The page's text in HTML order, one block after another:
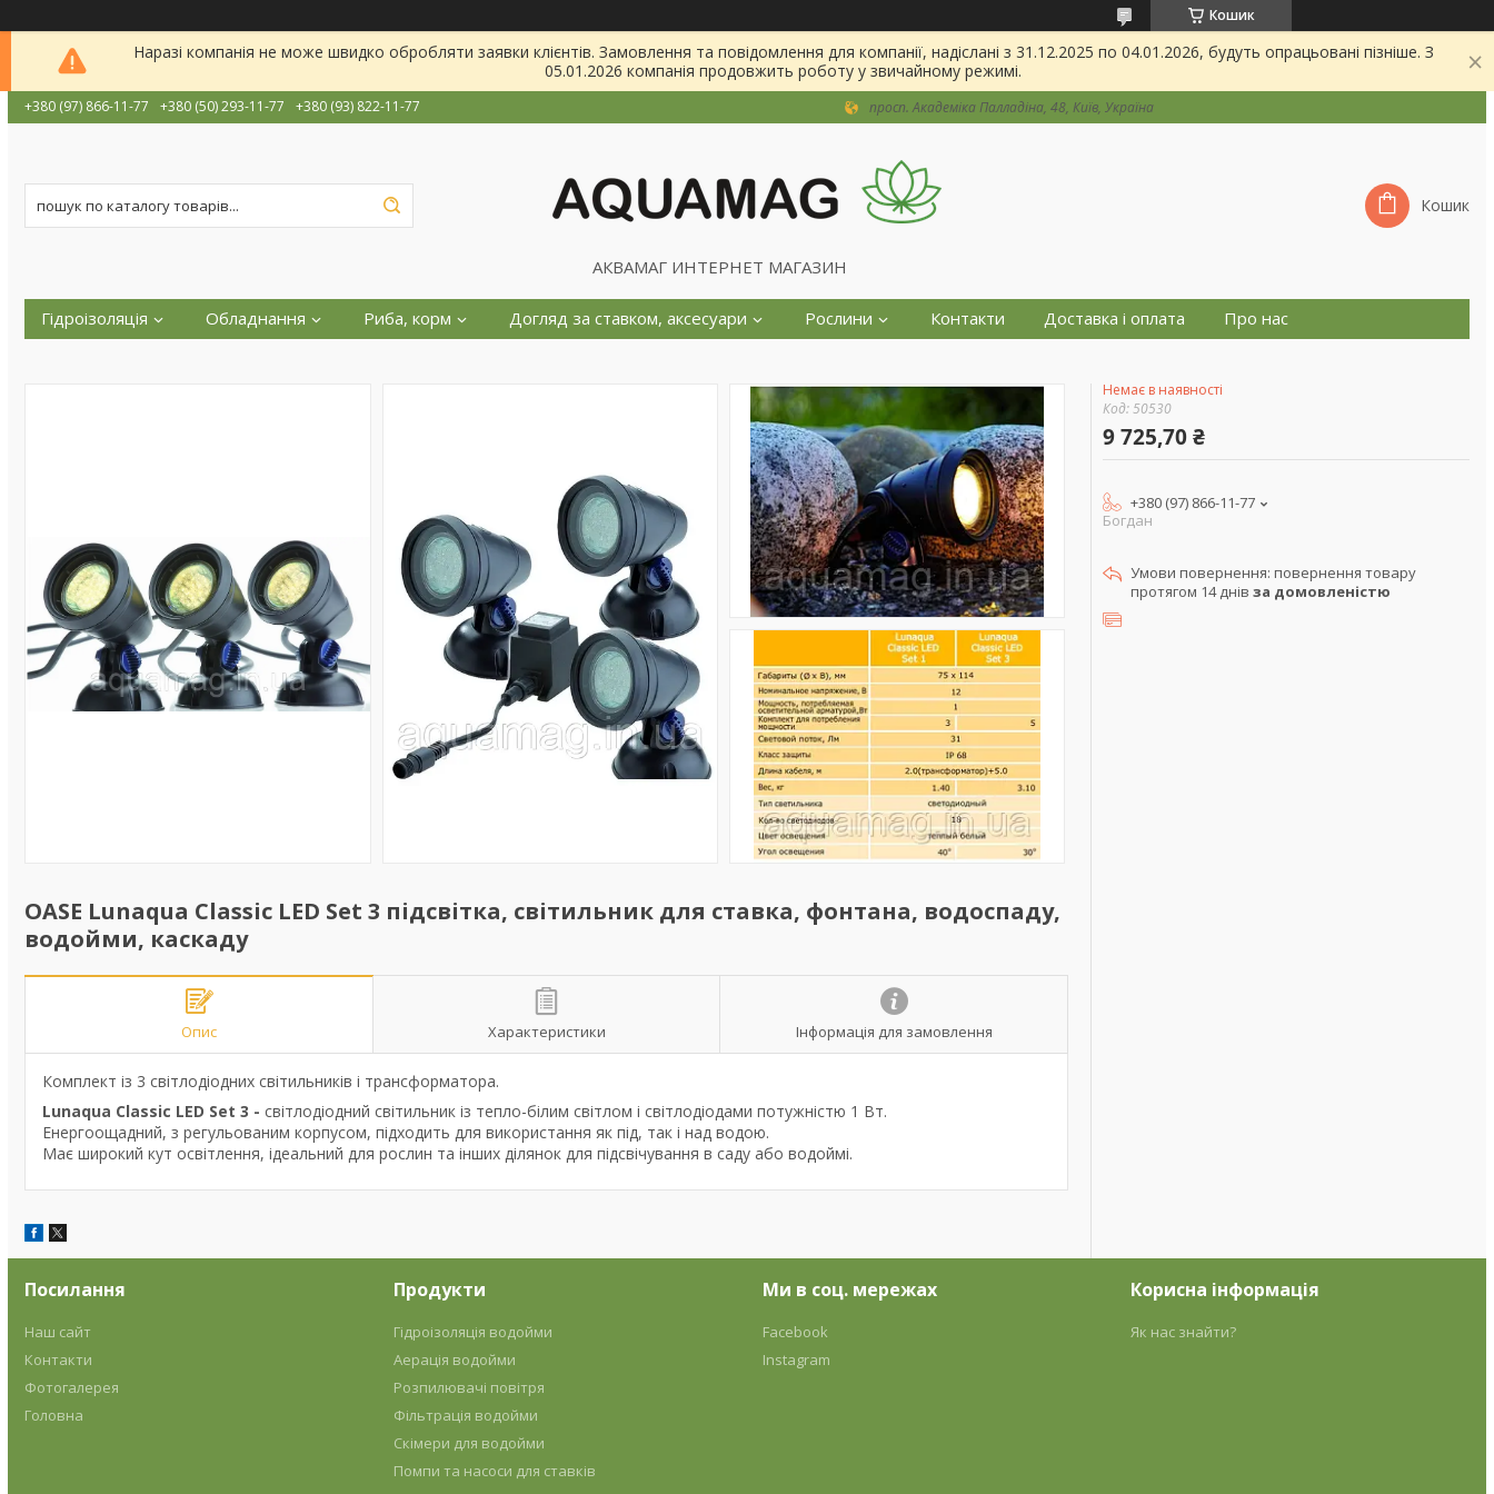
Кошик
Наразі компанія не може швидко обробляти заявки клієнтів. Замовлення та повідомлення для компанії, надіслані з 31.12.2025 по 04.01.2026, будуть опрацьовані пізніше. З
05.01.2026 компанія продовжить роботу у звичайному режимі.
+380 (97) 866-11-77 +380 (50) 293-11-77 +380 (93) 822-11-77 просп. Академіка Палладіна, 48, Київ, Україна
АКВАМАГ ИНТЕРНЕТ МАГАЗИН
Кошик
Гідроізоляція Обладнання Риба, корм Догляд за ставком, аксесуари Рослини Контакти Доставка і оплата Про нас
OASE Lunaqua Classic LED Set 3 підсвітка, світильник для ставка, фонтана, водоспаду,
водойми, каскаду
Опис Характеристики Інформація для замовлення
Комплект із 3 світлодіодних світильників і трансформатора.
Lunaqua Classic LED Set 3 - світлодіодний світильник із тепло-білим світлом і світлодіодами потужністю 1 Вт.
Енергоощадний, з регульованим корпусом, підходить для використання як під, так і над водою.
Має широкий кут освітлення, ідеальний для рослин та інших ділянок для підсвічування в саду або водоймі.
Немає в наявності
Код:50530
9 725,70 ₴
+380 (97) 866-11-77
Богдан
повернення товару
протягом 14 днів за домовленістю
Посилання
Наш сайт
Контакти
Фотогалерея
Головна
Продукти
Гідроізоляція водойми
Аерація водойми
Розпилювачі повітря
Фільтрація водойми
Скімери для водойми
Помпи та насоси для ставків
Ми в соц. мережах
Facebook
Instagram
Корисна інформація
Як нас знайти?